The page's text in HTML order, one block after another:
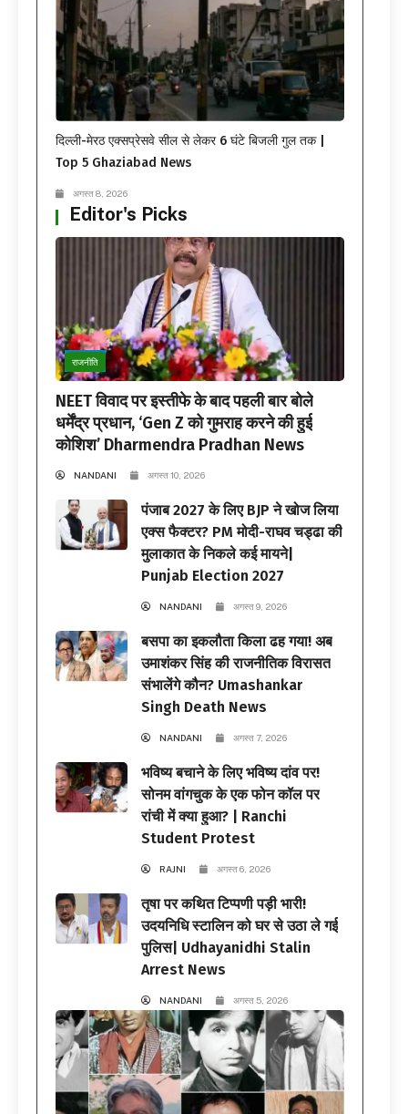
दिल्ली-मेरठ एक्सप्रेसवे सील से लेकर 6 घंटे बिजली गुल तक |
Top 5 Ghaziabad News
अगस्त 8, 2026
Editor's Picks
राजनीति
NEET विवाद पर इस्तीफे के बाद पहली बार बोले
धर्मेंद्र प्रधान, ‘Gen Z को गुमराह करने की हुई
कोशिश’ Dharmendra Pradhan News
NANDANI अगस्त 10, 2026
पंजाब 2027 के लिए BJP ने खोज लिया
एक्स फैक्टर? PM मोदी-राघव चड्ढा की
मुलाकात के निकले कई मायने|
Punjab Election 2027
NANDANI अगस्त 9, 2026
बसपा का इकलौता किला ढह गया! अब
उमाशंकर सिंह की राजनीतिक विरासत
संभालेंगे कौन? Umashankar
Singh Death News
NANDANI अगस्त 7, 2026
भविष्य बचाने के लिए भविष्य दांव पर!
सोनम वांगचुक के एक फोन कॉल पर
रांची में क्या हुआ? | Ranchi
Student Protest
RAJNI अगस्त 6, 2026
तृषा पर कथित टिप्पणी पड़ी भारी!
उदयनिधि स्टालिन को घर से उठा ले गई
पुलिस| Udhayanidhi Stalin
Arrest News
NANDANI अगस्त 5, 2026